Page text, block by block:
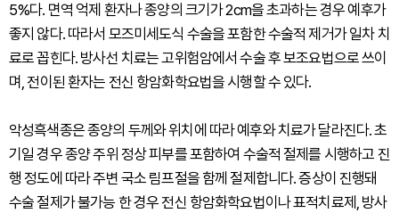
5%다. 면역 억제 환자나 종양의 크기가 2cm을 초과하는 경우 예후가
좋지 않다. 따라서 모즈미세도식 수술을 포함한 수술적 제거가 일차 치
료로 꼽힌다. 방사선 치료는 고위험암에서 수술 후 보조요법으로 쓰이
며, 전이된 환자는 전신 항암화학요법을 시행할 수 있다.
악성흑색종은 종양의 두께와 위치에 따라 예후와 치료가 달라진다. 초
기일 경우 종양 주위 정상 피부를 포함하여 수술적 절제를 시행하고 진
행 정도에 따라 주변 국소 림프절을 함께 절제합니다. 증상이 진행돼
수술 절제가 불가능 한 경우 전신 항암화학요법이나 표적치료제, 방사